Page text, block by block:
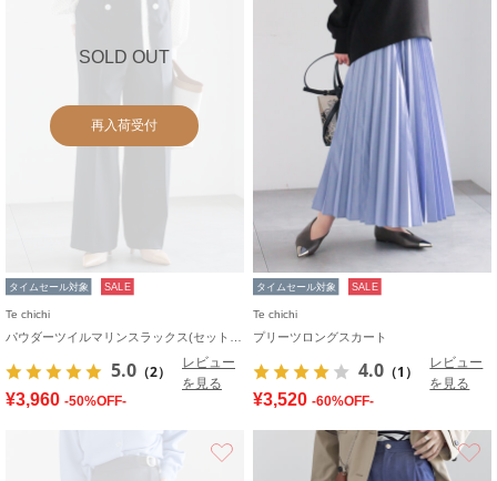
SOLD OUT
再入荷受付
タイムセール対象 SALE
Te chichi
5.0 （2）
レビュー
を見る
¥3,960 -50%OFF-
タイムセール対象 SALE
Te chichi
プリーツロングスカート
4.0 （1）
レビュー
を見る
¥3,520 -60%OFF-